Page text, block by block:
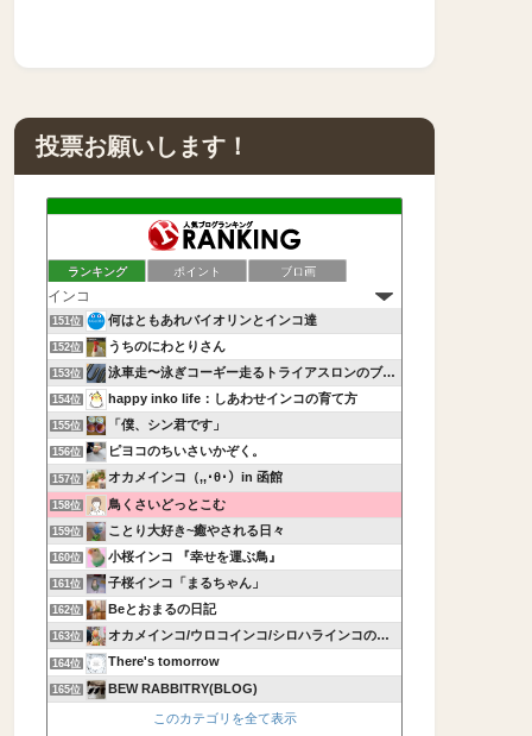
投票お願いします！
ランキング ポイント ブロ画
151位 何はともあれバイオリンとインコ達
152位 うちのにわとりさん
153位 泳車走〜泳ぎコーギー走るトライアスロンのブログ〜
154位 happy inko life：しあわせインコの育て方
155位 「僕、シン君です」
156位 ピヨコのちいさいかぞく。
157位 オカメインコ（,,･θ･）in 函館
158位 鳥くさいどっとこむ
159位 ことり大好き~癒やされる日々
160位 小桜インコ 『幸せを運ぶ鳥』
161位 子桜インコ「まるちゃん」
162位 Beとおまるの日記
163位 オカメインコ/ウロコインコ/シロハラインコの飼育記録
164位 There's tomorrow
165位 BEW RABBITRY(BLOG)
このカテゴリを全て表示